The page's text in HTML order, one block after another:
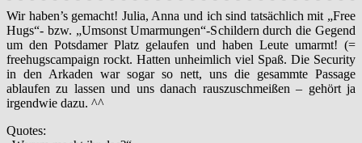
Wir haben’s gemacht! Julia, Anna und ich sind tatsächlich mit „Free
Hugs“- bzw. „Umsonst Umarmungen“-Schildern durch die Gegend
um den Potsdamer Platz gelaufen und haben Leute umarmt! (=
freehugscampaign rockt. Hatten unheimlich viel Spaß. Die Security
in den Arkaden war sogar so nett, uns die gesammte Passage
ablaufen zu lassen und uns danach rauszuschmeißen – gehört ja
irgendwie dazu. ^^
Quotes: